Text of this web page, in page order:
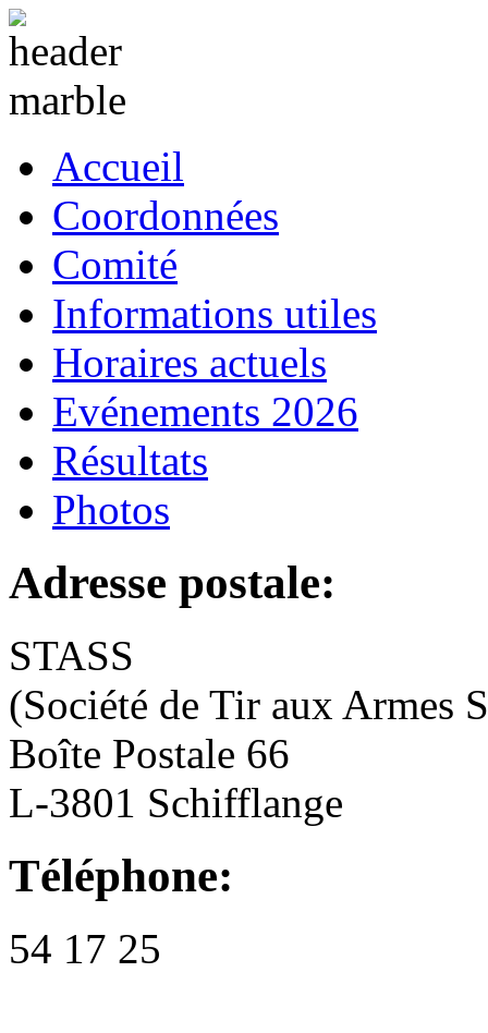
Accueil
Coordonnées
Comité
Informations utiles
Horaires actuels
Evénements 2026
Résultats
Photos
Adresse postale:
STASS
(Société de Tir aux Armes
Boîte Postale 66
L-3801 Schifflange
Téléphone:
54 17 25